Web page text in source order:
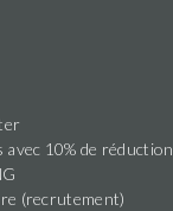
avec 10% de réduction
(recrutement)